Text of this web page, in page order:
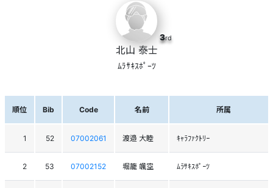
3rd
北山 泰士
ﾑﾗｻｷｽﾎﾟｰﾂ
順位 Bib Code 名前 所属
1 52 07002061 渡邉 大睦 ｷｬﾗﾌｧｸﾄﾘｰ
2 53 07002152 堀籠 颯空 ﾑﾗｻｷｽﾎﾟｰﾂ